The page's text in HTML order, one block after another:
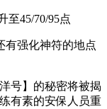
至45/70/95点
有强化神符的地点
号】的秘密将被揭
有素的安保人员重